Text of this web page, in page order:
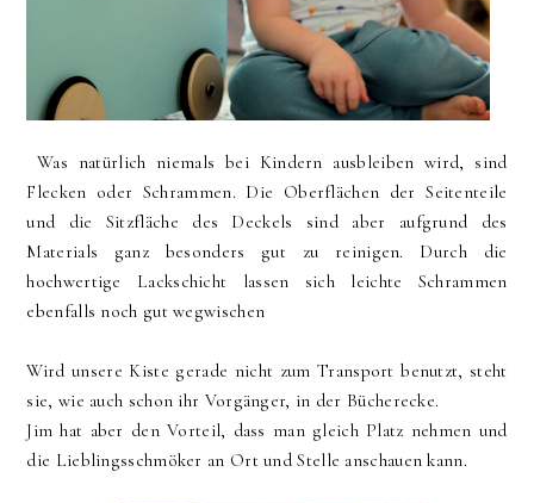
Was natürlich niemals bei Kindern ausbleiben wird, sind
Flecken oder Schrammen. Die Oberflächen der Seitenteile
und die Sitzfläche des Deckels sind aber aufgrund des
Materials ganz besonders gut zu reinigen. Durch die
hochwertige Lackschicht lassen sich leichte Schrammen
ebenfalls noch gut wegwischen
Wird unsere Kiste gerade nicht zum Transport benutzt, steht
sie, wie auch schon ihr Vorgänger, in der Bücherecke.
Jim hat aber den Vorteil, dass man gleich Platz nehmen und
die Lieblingsschmöker an Ort und Stelle anschauen kann.